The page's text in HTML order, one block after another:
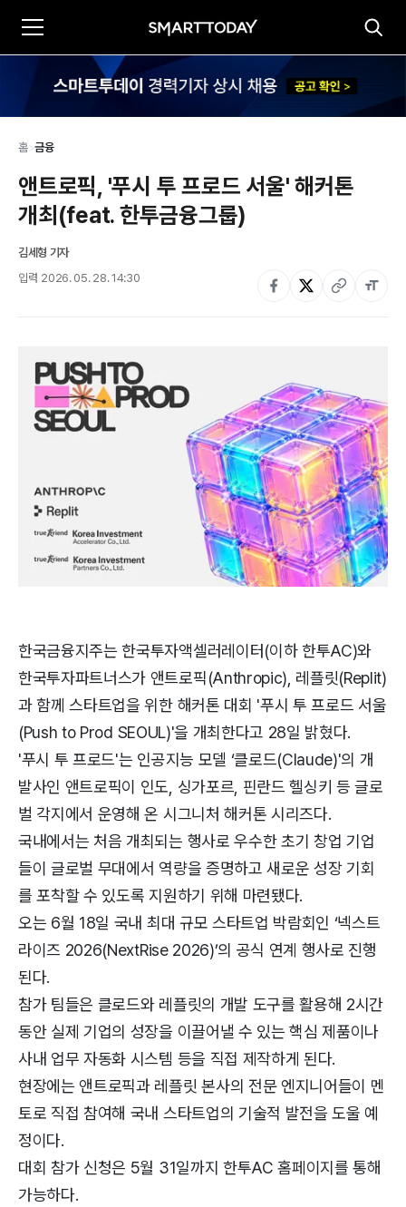
홈>금융
앤트로픽, '푸시 투 프로드 서울' 해커톤
개최(feat. 한투금융그룹)
김세형 기자
입력 2026. 05. 28. 14:30
한국금융지주는 한국투자액셀러레이터(이하 한투AC)와
한국투자파트너스가 앤트로픽(Anthropic), 레플릿(Replit)
과 함께 스타트업을 위한 해커톤 대회 '푸시 투 프로드 서울
(Push to Prod SEOUL)'을 개최한다고 28일 밝혔다.
'푸시 투 프로드'는 인공지능 모델 ‘클로드(Claude)'의 개
발사인 앤트로픽이 인도, 싱가포르, 핀란드 헬싱키 등 글로
벌 각지에서 운영해 온 시그니처 해커톤 시리즈다.
국내에서는 처음 개최되는 행사로 우수한 초기 창업 기업
들이 글로벌 무대에서 역량을 증명하고 새로운 성장 기회
를 포착할 수 있도록 지원하기 위해 마련됐다.
오는 6월 18일 국내 최대 규모 스타트업 박람회인 ‘넥스트
라이즈 2026(NextRise 2026)’의 공식 연계 행사로 진행
된다.
참가 팀들은 클로드와 레플릿의 개발 도구를 활용해 2시간
동안 실제 기업의 성장을 이끌어낼 수 있는 핵심 제품이나
사내 업무 자동화 시스템 등을 직접 제작하게 된다.
현장에는 앤트로픽과 레플릿 본사의 전문 엔지니어들이 멘
토로 직접 참여해 국내 스타트업의 기술적 발전을 도울 예
정이다.
대회 참가 신청은 5월 31일까지 한투AC 홈페이지를 통해
가능하다.